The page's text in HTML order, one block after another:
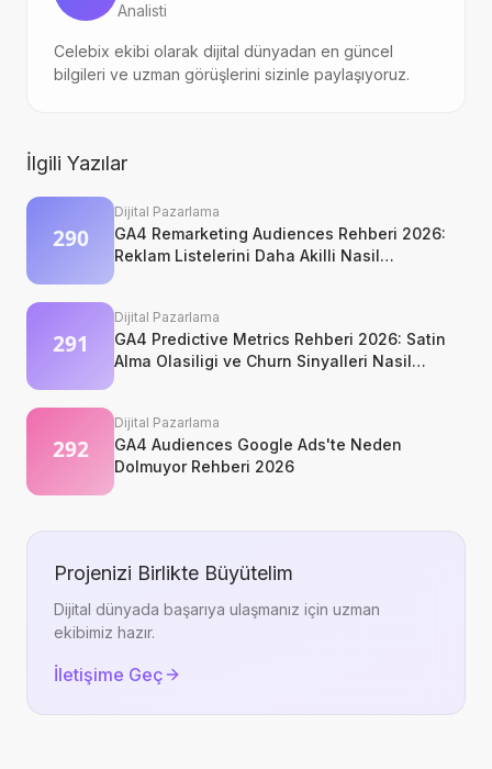
Analisti
Celebix ekibi olarak dijital dünyadan en güncel
bilgileri ve uzman görüşlerini sizinle paylaşıyoruz.
İlgili Yazılar
Dijital Pazarlama
GA4 Remarketing Audiences Rehberi 2026:
Reklam Listelerini Daha Akilli Nasil
Dijital Pazarlama
GA4 Predictive Metrics Rehberi 2026: Satin
Alma Olasiligi ve Churn Sinyalleri Nasil
Dijital Pazarlama
GA4 Audiences Google Ads'te Neden
Dolmuyor Rehberi 2026
Projenizi Birlikte Büyütelim
Dijital dünyada başarıya ulaşmanız için uzman
ekibimiz hazır.
İletişime Geç